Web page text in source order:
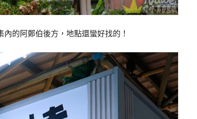
的阿鄭伯後方，地點還蠻好找的！